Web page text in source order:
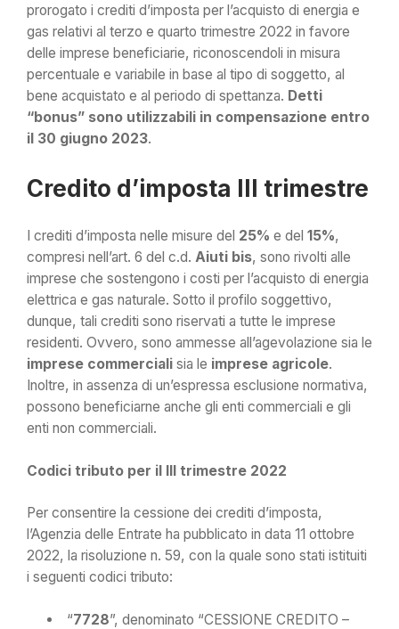
prorogato i crediti d’imposta per l’acquisto di energia e
gas relativi al terzo e quarto trimestre 2022 in favore
delle imprese beneficiarie, riconoscendoli in misura
percentuale e variabile in base al tipo di soggetto, al
bene acquistato e al periodo di spettanza. Detti
“bonus” sono utilizzabili in compensazione entro
il 30 giugno 2023.
Credito d’imposta III trimestre
I crediti d’imposta nelle misure del 25% e del 15%,
compresi nell’art. 6 del c.d. Aiuti bis, sono rivolti alle
imprese che sostengono i costi per l’acquisto di energia
elettrica e gas naturale. Sotto il profilo soggettivo,
dunque, tali crediti sono riservati a tutte le imprese
residenti. Ovvero, sono ammesse all’agevolazione sia le
imprese commerciali sia le imprese agricole.
Inoltre, in assenza di un’espressa esclusione normativa,
possono beneficiarne anche gli enti commerciali e gli
enti non commerciali.
Codici tributo per il III trimestre 2022
Per consentire la cessione dei crediti d’imposta,
l’Agenzia delle Entrate ha pubblicato in data 11 ottobre
2022, la risoluzione n. 59, con la quale sono stati istituiti
i seguenti codici tributo:
“7728”, denominato “CESSIONE CREDITO –